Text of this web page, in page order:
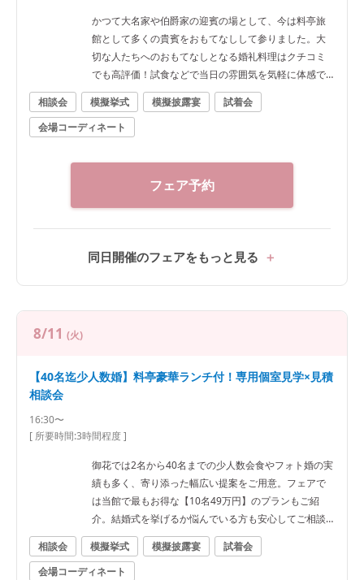
かつて大名家や伯爵家の迎賓の場として、今は料亭旅
館として多くの貴賓をおもてなしして参りました。大
切な人たちへのおもてなしとなる婚礼料理はクチコミ
でも高評価！試食などで当日の雰囲気を気軽に体感で
きます♪
相談会 模擬挙式 模擬披露宴
試着会
会場コーディネート
フェア予約
同日開催のフェアをもっと見る
8/11 (火)
【40名迄少人数婚】料亭豪華ランチ付！専用個室見学×見積
相談会
16:30〜
[ 所要時間:3時間程度]
御花では2名から40名までの少人数会食やフォト婚の実
績も多く、寄り添った幅広い提案をご用意。フェアで
は当館で最もお得な【10名49万円】のプランもご紹
介。結婚式を挙げるか悩んでいる方も安心してご相談
を♪
相談会 模擬挙式 模擬披露宴
試着会
会場コーディネート